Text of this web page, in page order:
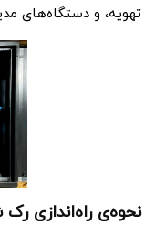
تهویه، و دستگاه‌های
نحوه‌ی راه‌اندازی